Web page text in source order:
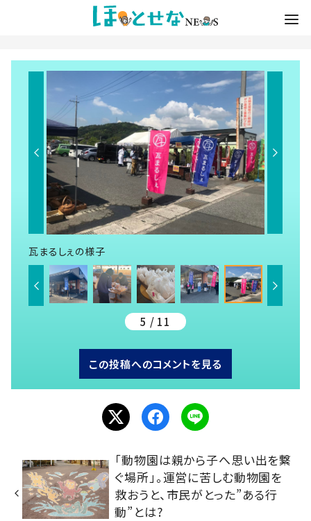
瓦まるしぇの様子
5 / 11
この投稿へのコメントを見る
「動物園は親から子へ思い出を繋
ぐ場所」。運営に苦しむ動物園を
救おうと、市民がとった”ある行
動”とは?